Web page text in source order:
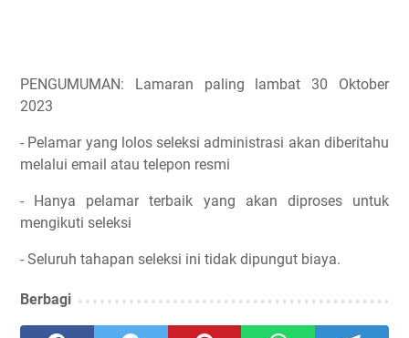
PENGUMUMAN: Lamaran paling lambat 30 Oktober
2023
- Pelamar yang lolos seleksi administrasi akan diberitahu
melalui email atau telepon resmi
- Hanya pelamar terbaik yang akan diproses untuk
mengikuti seleksi
- Seluruh tahapan seleksi ini tidak dipungut biaya.
Berbagi